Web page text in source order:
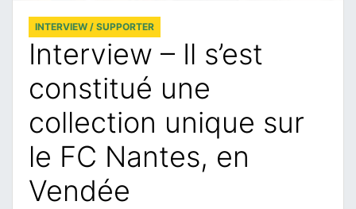
INTERVIEW / SUPPORTER
Interview – Il s’est
constitué une
collection unique sur
le FC Nantes, en
Vendée